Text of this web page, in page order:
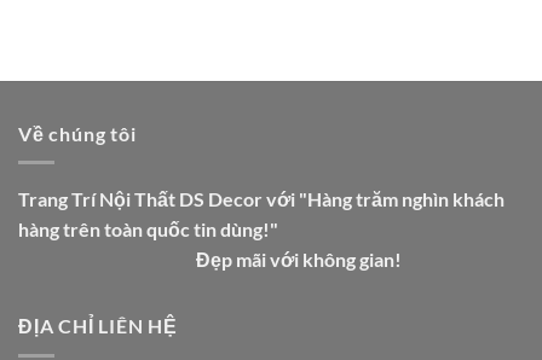
Về chúng tôi
Trang Trí Nội Thất DS Decor với "Hàng trăm nghìn khách
hàng trên toàn quốc tin dùng!"
Đẹp mãi với không gian!
ĐỊA CHỈ LIÊN HỆ